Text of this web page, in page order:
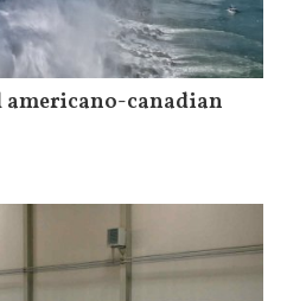
americano-canadian